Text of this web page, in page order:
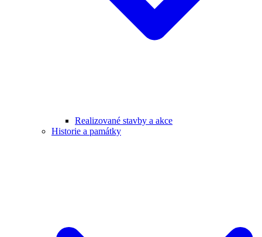
Realizované stavby a akce
Historie a památky